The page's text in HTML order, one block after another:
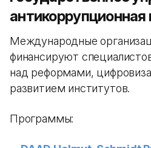
антикоррупционная
Международные
финансируют
над реформами,
развитием институтов.
Программы: